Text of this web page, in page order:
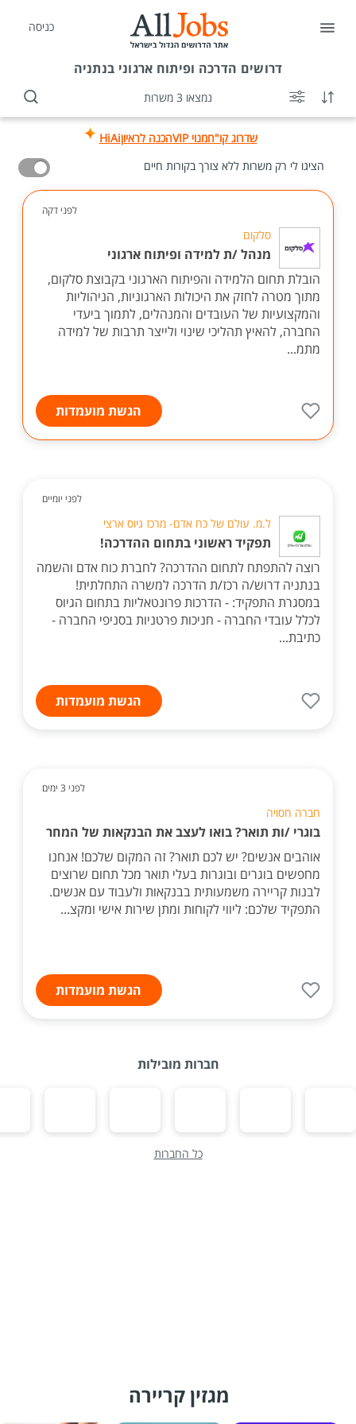
כניסה
דרושים הדרכה ופיתוח ארגוני בנתניה
נמצאו 3 משרות
שדרוג קו"חמנוי VIP הכנה לראיוןHiAi
הציגו לי רק משרות ללא צורך בקורות חיים
לפני דקה
סלקום
מנהל /ת למידה ופיתוח ארגוני
הובלת תחום הלמידה והפיתוח הארגוני בקבוצת סלקום,
מתוך מטרה לחזק את היכולות הארגוניות, הניהוליות
והמקצועיות של העובדים והמנהלים, לתמוך ביעדי
החברה, להאיץ תהליכי שינוי ולייצר תרבות של למידה
מתמ...
הגשת מועמדות
לפני יומיים
ל.מ. עולם של כח אדם- מרכז גיוס ארצי
תפקיד ראשוני בתחום ההדרכה!
רוצה להתפתח לתחום ההדרכה? לחברת כוח אדם והשמה
בנתניה דרוש/ה רכז/ת הדרכה למשרה התחלתית!
במסגרת התפקיד: - הדרכות פרונטאליות בתחום הגיוס
לכלל עובדי החברה - חניכות פרטניות בסניפי החברה -
כתיבת...
הגשת מועמדות
לפני 3 ימים
חברה חסויה
בוגרי /ות תואר? בואו לעצב את הבנקאות של המחר
אוהבים אנשים? יש לכם תואר? זה המקום שלכם! אנחנו
מחפשים בוגרים ובוגרות בעלי תואר מכל תחום שרוצים
לבנות קריירה משמעותית בבנקאות ולעבוד עם אנשים.
התפקיד שלכם: ליווי לקוחות ומתן שירות אישי ומקצ...
הגשת מועמדות
חברות מובילות
כל החברות
מגזין קריירה